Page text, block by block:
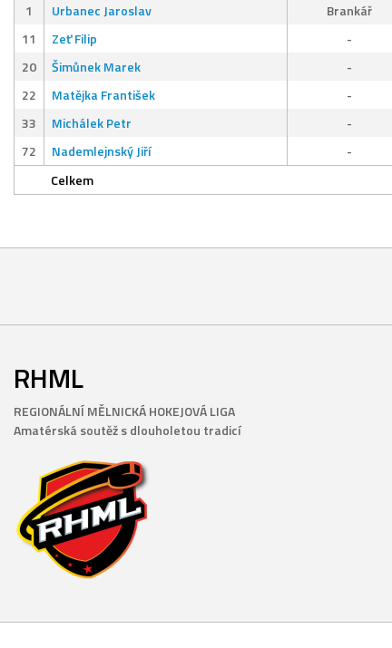
1
Urbanec Jaroslav Brankář
11
Zeť Filip -
20
Šimůnek Marek -
22
Matějka František -
33
Michálek Petr -
72
Nademlejnský Jiří -
Celkem
RHML
REGIONÁLNÍ MĚLNICKÁ HOKEJOVÁ LIGA
Amatérská soutěž s dlouholetou tradicí